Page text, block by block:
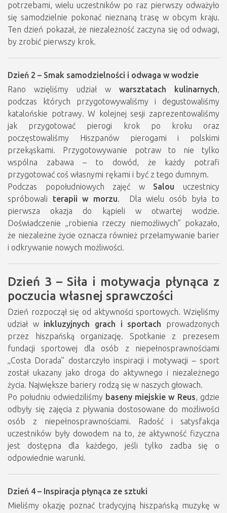
potrzebami, wielu uczestników po raz pierwszy odważyło
się samodzielnie pokonać nieznaną trasę w obcym kraju.
Ten dzień pokazał, że niezależność zaczyna się od odwagi,
by zrobić pierwszy krok.
Dzień 2 – Smak samodzielności i odwaga w wodzie
Rano wzięliśmy udział w warsztatach kulinarnych,
podczas których przygotowywaliśmy i degustowaliśmy
katalońskie potrawy. W kolejnej sesji zaprezentowaliśmy
jak przygotować pierogi krok po kroku oraz
poczęstowaliśmy Hiszpanów pierogami i polskimi
przekąskami. Przygotowywanie potraw to nie tylko
wspólna zabawa – to dowód, że każdy potrafi
przygotować coś własnymi rękami i być z tego dumnym.
Podczas popołudniowych zajęć w Salou uczestnicy
spróbowali terapii w morzu. Dla wielu osób była to
pierwsza okazja do kąpieli w otwartej wodzie.
Doświadczenie „robienia rzeczy niemożliwych” pokazało,
że niezależne życie oznacza również przełamywanie barier
i odkrywanie nowych możliwości.
Dzień 3 – Siła i motywacja płynąca z
poczucia własnej sprawczości
Dzień rozpoczął się od aktywności sportowych. Wzięliśmy
udział w inkluzyjnych grach i sportach prowadzonych
przez hiszpańską organizację. Spotkanie z prezesem
fundacji sportowej dla osób z niepełnosprawnościami
„Costa Dorada” dostarczyło inspiracji i motywacji – sport
został ukazany jako droga do aktywnego i niezależnego
życia. Największe bariery rodzą się w naszych głowach.
Po południu odwiedziliśmy baseny miejskie w Reus, gdzie
odbyły się zajęcia z pływania dostosowane do możliwości
osób z niepełnosprawnościami. Radość i satysfakcja
uczestników były dowodem na to, że aktywność fizyczna
jest dostępna dla każdego, jeśli tylko zadba się o
odpowiednie warunki.
Dzień 4 – Inspiracja płynąca ze sztuki
Mieliśmy okazję poznać tradycyjną hiszpańską muzykę w